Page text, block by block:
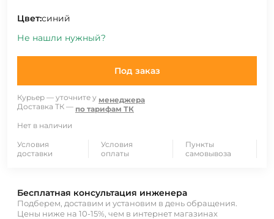
Цвет:синий
Не нашли нужный?
Под заказ
Курьер — уточните у менеджера
Доставка ТК — по тарифам ТК
Нет в наличии
Условия
доставки
Условия
оплаты
Пункты
самовывоза
Бесплатная консультация инженера
Подберем, доставим и установим в день обращения.
Цены ниже на 10-15%, чем в интернет магазинах